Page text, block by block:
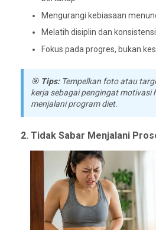
Mengurangi kebiasaan
Melatih disiplin dan
Fokus pada progres, bukan
🎯 Tips:Tempelkan foto atau
kerja sebagai pengingat motivasi
menjalani program diet.
2. Tidak Sabar Menjalani